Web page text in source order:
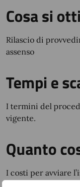
Cosa si
Rilascio di
assenso
Tempi e
I termini del
vigente.
Quanto
I costi per avviare